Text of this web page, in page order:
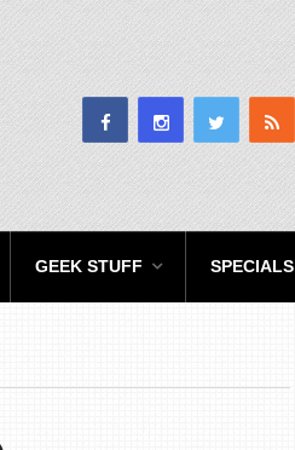
GEEK STUFF SPECIALS